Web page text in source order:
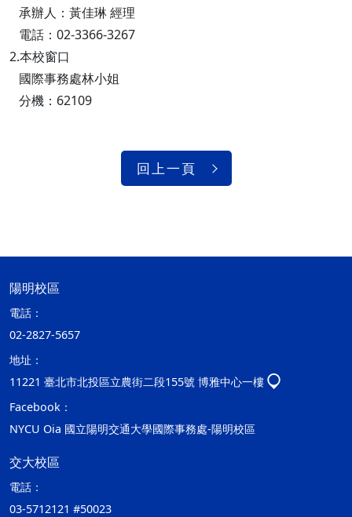
承辦人：黃佳琳 經理
電話：02-3366-3267
2.本校窗口
國際事務處林小姐
分機：62109
回上一頁
陽明校區
電話：
02-2827-5657
地址：
11221 臺北市北投區立農街二段155號 博雅中心一樓
Facebook：
NYCU Oia 國立陽明交通大學國際事務處-陽明校區
交大校區
電話：
03-5712121 #50023